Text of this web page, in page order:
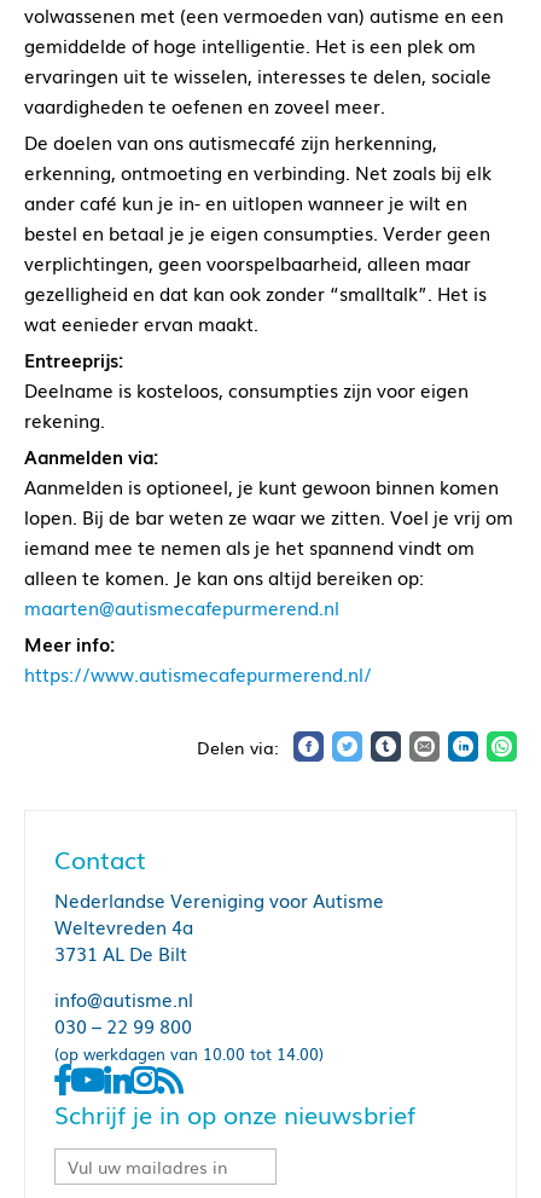
volwassenen met (een vermoeden van) autisme en een
gemiddelde of hoge intelligentie. Het is een plek om
ervaringen uit te wisselen, interesses te delen, sociale
vaardigheden te oefenen en zoveel meer.
De doelen van ons autismecafé zijn herkenning,
erkenning, ontmoeting en verbinding. Net zoals bij elk
ander café kun je in- en uitlopen wanneer je wilt en
bestel en betaal je je eigen consumpties. Verder geen
verplichtingen, geen voorspelbaarheid, alleen maar
gezelligheid en dat kan ook zonder “smalltalk”. Het is
wat eenieder ervan maakt.
Entreeprijs:
Deelname is kosteloos, consumpties zijn voor eigen
rekening.
Aanmelden via:
Aanmelden is optioneel, je kunt gewoon binnen komen
lopen. Bij de bar weten ze waar we zitten. Voel je vrij om
iemand mee te nemen als je het spannend vindt om
alleen te komen. Je kan ons altijd bereiken op:
maarten@autismecafepurmerend.nl
Meer info:
https://www.autismecafepurmerend.nl/
Contact
Nederlandse Vereniging voor Autisme
Weltevreden 4a
3731 AL De Bilt
info@autisme.nl
030 – 22 99 800
(op werkdagen van 10.00 tot 14.00)
Schrijf je in op onze nieuwsbrief